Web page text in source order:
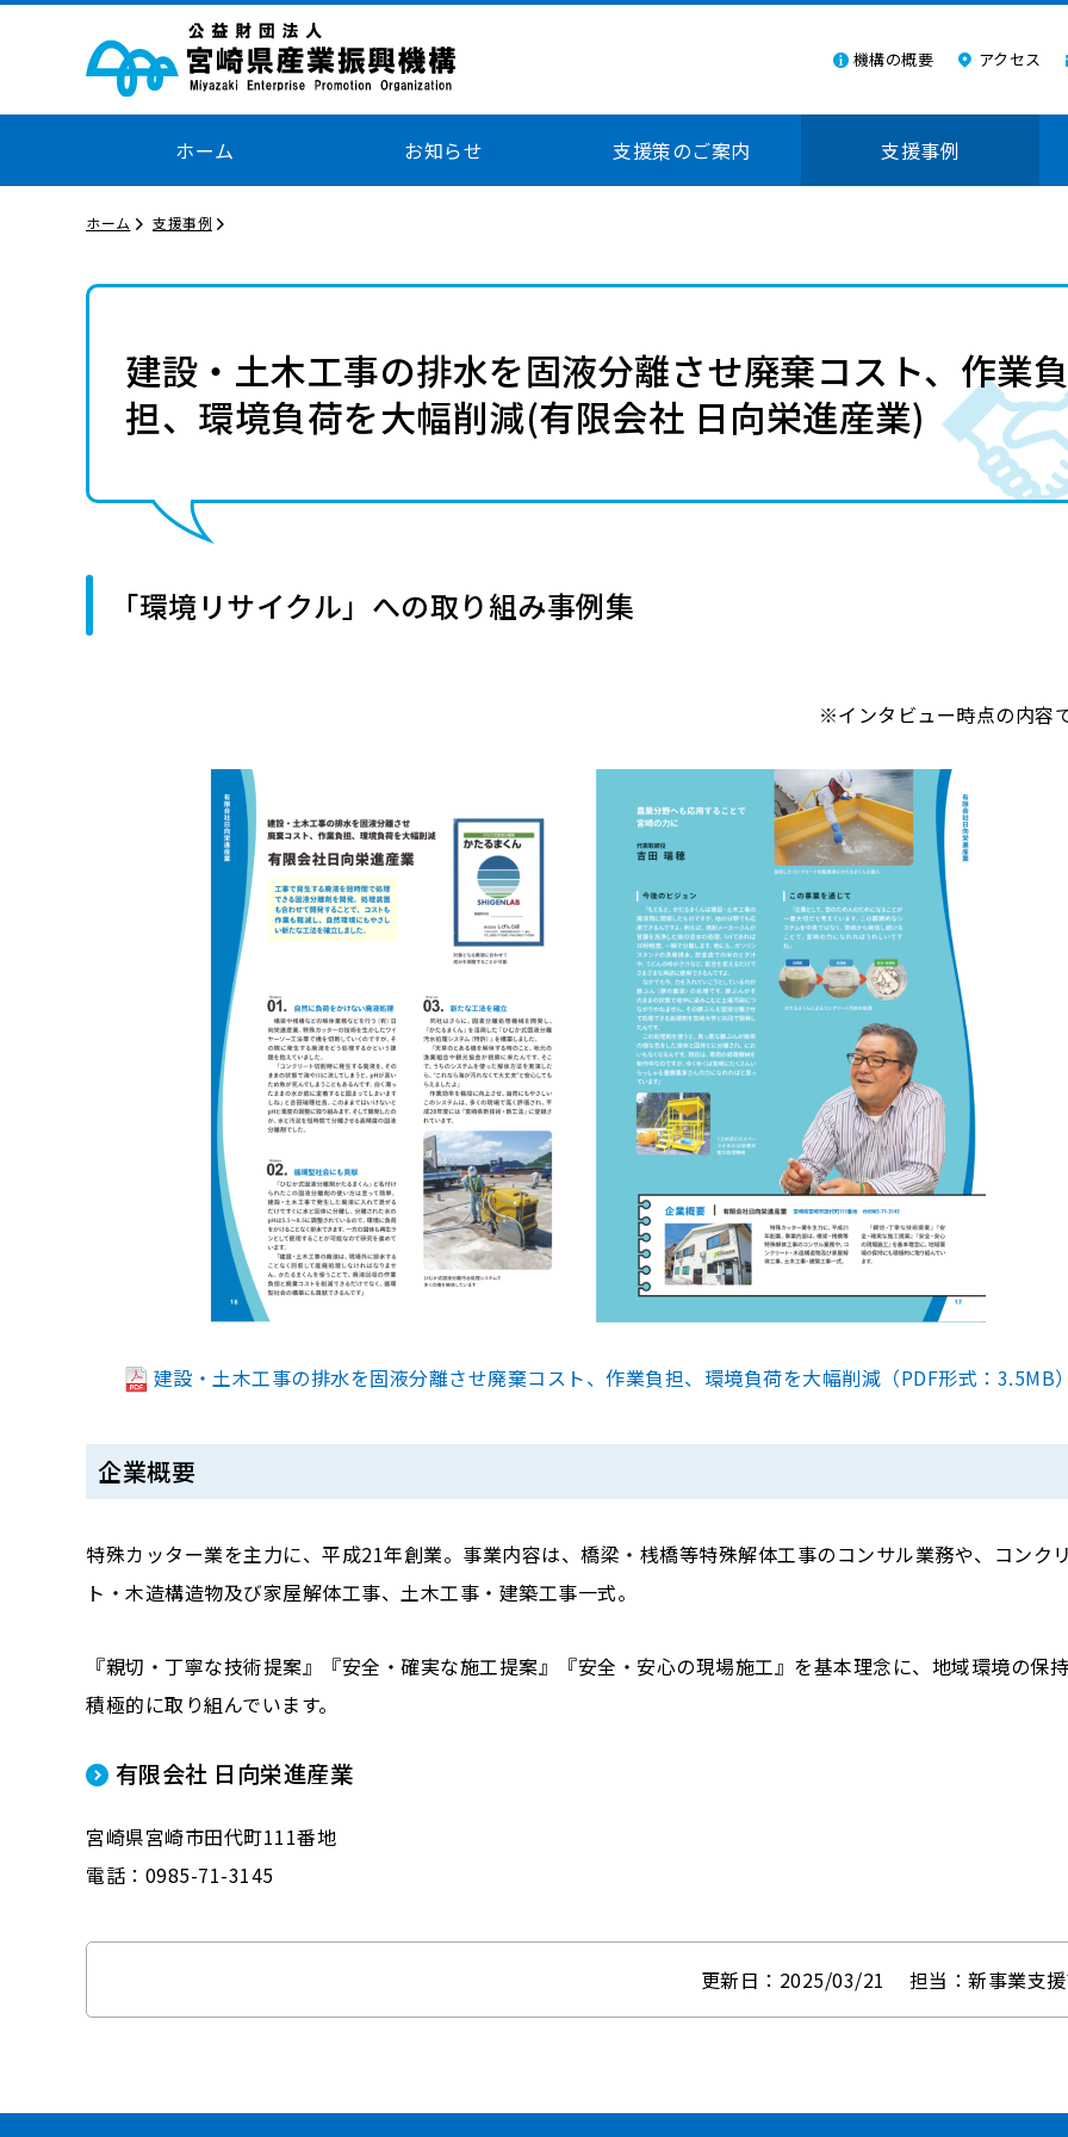
機構の概要 アクセス
ホーム お知らせ 支援策のご案内 支援事例
ホーム 支援事例
建設・土木工事の排水を固液分離させ廃棄コスト、作業負
担、環境負荷を大幅削減(有限会社 日向栄進産業)
「環境リサイクル」への取り組み事例集
※インタビュー時点の内容
建設・土木工事の排水を固液分離させ廃棄コスト、作業負担、環境負荷を大幅削減（PDF形式：3.5MB
企業概要
特殊カッター業を主力に、平成21年創業。事業内容は、橋梁・桟橋等特殊解体工事のコンサル業務や、コンク
ト・木造構造物及び家屋解体工事、土木工事・建築工事一式。
『親切・丁寧な技術提案』『安全・確実な施工提案』『安全・安心の現場施工』を基本理念に、地域環境の保
積極的に取り組んでいます。
有限会社 日向栄進産業
宮崎県宮崎市田代町111番地
電話：0985-71-3145
更新日：2025/03/21 担当：新事業支